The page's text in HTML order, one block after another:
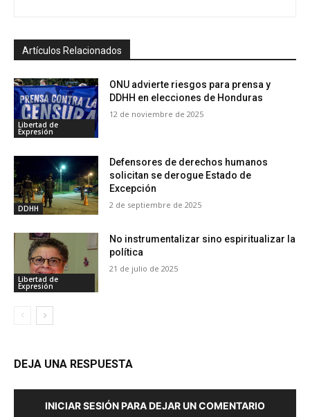
Artículos Relacionados
Libertad de
Expresión
ONU advierte riesgos para prensa y
DDHH en elecciones de Honduras
12 de noviembre de 2025
DDHH
Defensores de derechos humanos
solicitan se derogue Estado de
Excepción
2 de septiembre de 2025
Libertad de
Expresión
No instrumentalizar sino espiritualizar la
política
21 de julio de 2025
DEJA UNA RESPUESTA
INICIAR SESIÓN PARA DEJAR UN COMENTARIO